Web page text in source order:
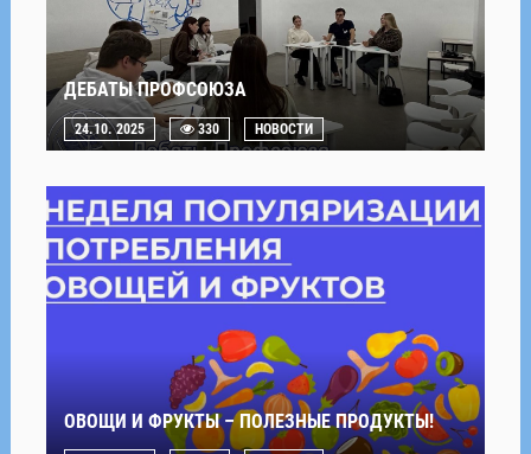
ДЕБАТЫ ПРОФСОЮЗА
24.10. 2025 330 НОВОСТИ
ОВОЩИ И ФРУКТЫ – ПОЛЕЗНЫЕ ПРОДУКТЫ!